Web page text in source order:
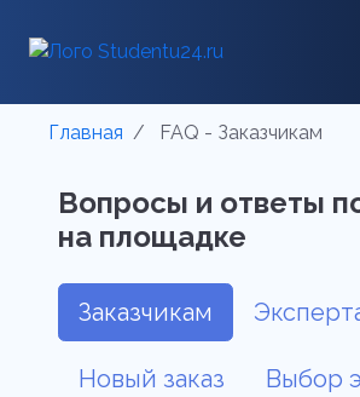
Главная FAQ - Заказчикам
Вопросы и ответы
на площадке
Заказчикам
Новый заказ Выбор